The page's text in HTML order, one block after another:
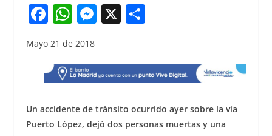
F
c
e
b
o
o
W
at
s
A
p
p
M
e
n
g
er
X S
e
Mayo 21 de 2018
Un accidente de tránsito ocurrido ayer sobre la vía
Puerto López, dejó dos personas muertas y una